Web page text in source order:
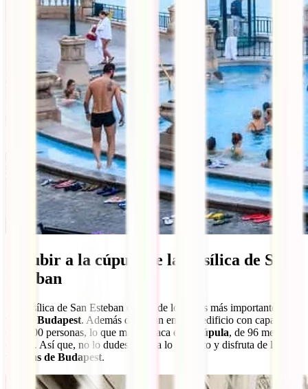
5. Subir a la cúpula de la Basílica de San
Esteban
La Basílica de San Esteban es uno de los sitios más importantes
ver en Budapest. Además de ser un enorme edificio con capacidad
de 8.000 personas, lo que más destaca es su
cúpula, de 96 metros
de alto. Así que, no lo dudes, sube a lo más alto y disfruta de las
vistazas de Budapest.